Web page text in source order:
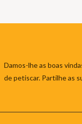
Damos-lhe as boas
de petiscar. Partilhe as